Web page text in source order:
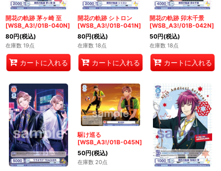
開花の軌跡 茅ヶ崎 至
[WSB_A3!/01B-040N]
80円(税込)
在庫数 19点
カートに入れる
開花の軌跡 シトロン
[WSB_A3!/01B-041N]
80円(税込)
在庫数 18点
カートに入れる
開花の軌跡 卯木千景
[WSB_A3!/01B-042N]
50円(税込)
在庫数 18点
カートに入れる
駆け巡る
[WSB_A3!/01B-045N]
50円(税込)
在庫数 20点